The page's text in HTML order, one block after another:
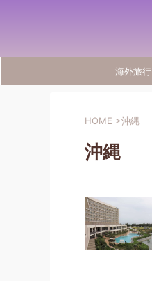
海外旅行
HOME >沖縄
沖縄